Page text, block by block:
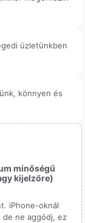
üzletünkben
könnyen és
minőségű
kijelzőre)
iPhone-oknál
ne aggódj, ez